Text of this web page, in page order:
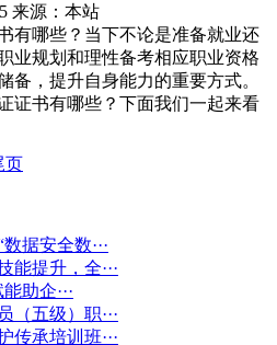
来源：本站
有哪些？当下不论是准备就业还
业规划和理性备考相应职业资格
备，提升自身能力的重要方式。
证书有哪些？下面我们一起来看
页
据安全数···
能提升，全···
助企···
（五级）职···
传承培训班···